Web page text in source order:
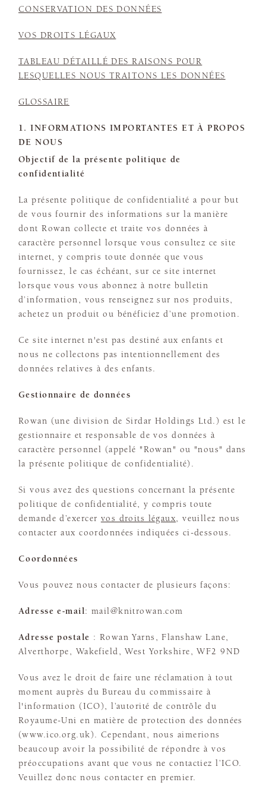
CONSERVATION DES DONNÉES
VOS DROITS LÉGAUX
TABLEAU DÉTAILLÉ DES RAISONS POUR
LESQUELLES NOUS TRAITONS LES DONNÉES
GLOSSAIRE
1. INFORMATIONS IMPORTANTES ET À PROPOS
DE NOUS
Objectif de la présente politique de
confidentialité
La présente politique de confidentialité a pour but
de vous fournir des informations sur la manière
dont Rowan collecte et traite vos données à
caractère personnel lorsque vous consultez ce site
internet, y compris toute donnée que vous
fournissez, le cas échéant, sur ce site internet
lorsque vous vous abonnez à notre bulletin
d’information, vous renseignez sur nos produits,
achetez un produit ou bénéficiez d’une promotion.
Ce site internet n'est pas destiné aux enfants et
nous ne collectons pas intentionnellement des
données relatives à des enfants.
Gestionnaire de données
Rowan (une division de Sirdar Holdings Ltd.) est le
gestionnaire et responsable de vos données à
caractère personnel (appelé "Rowan" ou "nous" dans
la présente politique de confidentialité).
Si vous avez des questions concernant la présente
politique de confidentialité, y compris toute
demande d’exercer vos droits légaux, veuillez nous
contacter aux coordonnées indiquées ci-dessous.
Coordonnées
Vous pouvez nous contacter de plusieurs façons:
Adresse e-mail: mail@knitrowan.com
Adresse postale : Rowan Yarns, Flanshaw Lane,
Alverthorpe, Wakefield, West Yorkshire, WF2 9ND
Vous avez le droit de faire une réclamation à tout
moment auprès du Bureau du commissaire à
l'information (ICO), l’autorité de contrôle du
Royaume-Uni en matière de protection des données
(www.ico.org.uk). Cependant, nous aimerions
beaucoup avoir la possibilité de répondre à vos
préoccupations avant que vous ne contactiez l’ICO.
Veuillez donc nous contacter en premier.